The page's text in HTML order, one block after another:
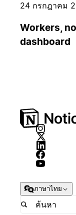
24 กรกฎาคม
Workers,
dashboard
ภาษาไทย